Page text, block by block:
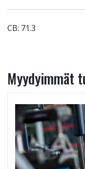
CB: 71.3
Myydyimmät